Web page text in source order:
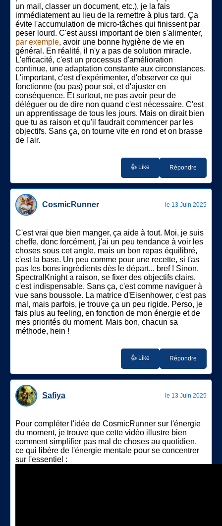
un mail, classer un document, etc.), je la fais
immédiatement au lieu de la remettre à plus tard. Ça
évite l'accumulation de micro-tâches qui finissent par
peser lourd. C'est aussi important de bien s'alimenter,
par exemple, avoir une bonne hygiène de vie en
général. En réalité, il n'y a pas de solution miracle.
L'efficacité, c'est un processus d'amélioration
continue, une adaptation constante aux circonstances.
L'important, c'est d'expérimenter, d'observer ce qui
fonctionne (ou pas) pour soi, et d'ajuster en
conséquence. Et surtout, ne pas avoir peur de
déléguer ou de dire non quand c'est nécessaire. C'est
un apprentissage de tous les jours. Mais on dirait bien
que tu as raison et qu'il faudrait commencer par les
objectifs. Sans ça, on tourne vite en rond et on brasse
de l'air.
👍 Like Répondre
CosmicRunner le 13 Juin 2025
C'est vrai que bien manger, ça aide à tout. Moi, je suis
cheffe, donc forcément, j'ai un peu tendance à voir les
choses sous cet angle, mais un bon repas équilibré,
c'est la base. Un peu comme pour une recette, si t'as
pas les bons ingrédients dès le départ... bref ! Sinon,
SpectralKnight a raison, se fixer des objectifs clairs,
c'est indispensable. Sans ça, c'est comme naviguer à
vue sans boussole. La matrice d'Eisenhower, c'est pas
mal, mais parfois, je trouve ça un peu rigide. Perso, je
fais plus au feeling, en fonction de mon énergie et de
mes priorités du moment. Mais bon, chacun sa
méthode, hein !
👍 Like Répondre
Safiya le 13 Juin 2025
Pour compléter l'idée de CosmicRunner sur l'énergie
du moment, je trouve que cette vidéo illustre bien
comment simplifier pas mal de choses au quotidien,
ce qui libère de l'énergie mentale pour se concentrer
sur l'essentiel :